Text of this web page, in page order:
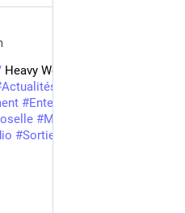
Heavy Week end : le Nancy
Actualités
#Entertainment
#Moselle
#SortiesEnLorraine